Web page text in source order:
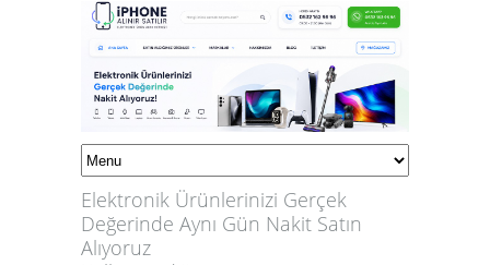
Elektronik Ürünlerinizi Gerçek
Değerinde Aynı Gün Nakit Satın
Alıyoruz